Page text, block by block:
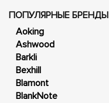
ПОПУЛЯРНЫЕ БРЕНДЫ
Aoking
Ashwood
Barkli
Bexhill
Blamont
BlankNote